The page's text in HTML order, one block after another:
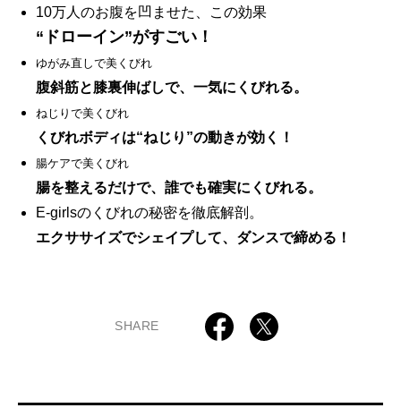
10万人のお腹を凹ませた、この効果
“ドローイン”がすごい！
ゆがみ直しで美くびれ
腹斜筋と膝裏伸ばしで、一気にくびれる。
ねじりで美くびれ
くびれボディは“ねじり”の動きが効く！
腸ケアで美くびれ
腸を整えるだけで、誰でも確実にくびれる。
E-girlsのくびれの秘密を徹底解剖。
エクササイズでシェイプして、ダンスで締める！
SHARE